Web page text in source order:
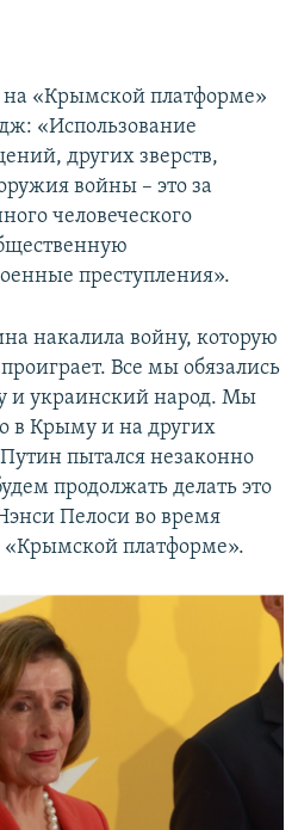
«Крымской платформе»
«Использование
других зверств,
войны – это за
человеческого
преступления».
накалила войну, которую
Все мы обязались
и украинский народ. Мы
в Крыму и на других
пытался незаконно
продолжать делать это
Пелоси во время
«Крымской платформе».